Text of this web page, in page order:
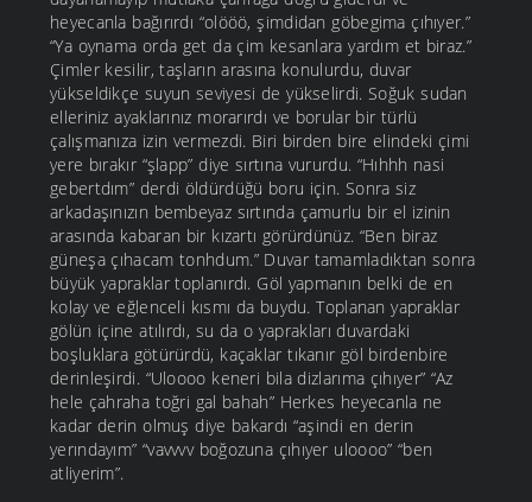
heyecanla bağırırdı “olööö, şimdidan göbegima çıhıyer.”
“Ya oynama orda get da çim kesanlara yardım et biraz.”
Çimler kesilir, taşların arasına konulurdu, duvar
yükseldikçe suyun seviyesi de yükselirdi. Soğuk sudan
elleriniz ayaklarınız morarırdı ve borular bir türlü
çalışmanıza izin vermezdi. Biri birden bire elindeki çimi
yere bırakır “şlapp” diye sırtına vururdu. “Hıhhh nasi
gebertdım” derdi öldürdüğü boru için. Sonra siz
arkadaşınızın bembeyaz sırtında çamurlu bir el izinin
arasında kabaran bir kızartı görürdünüz. “Ben biraz
güneşa çıhacam tonhdum.” Duvar tamamladıktan sonra
büyük yapraklar toplanırdı. Göl yapmanın belki de en
kolay ve eğlenceli kısmı da buydu. Toplanan yapraklar
gölün içine atılırdı, su da o yaprakları duvardaki
boşluklara götürürdü, kaçaklar tıkanır göl birdenbire
derinleşirdi. “Uloooo keneri bila dizlarıma çıhıyer” “Az
hele çahraha toğri gal bahah” Herkes heyecanla ne
kadar derin olmuş diye bakardı “aşindi en derin
yerındayım” “vavvvv boğozuna çıhıyer uloooo” “ben
atliyerim”.